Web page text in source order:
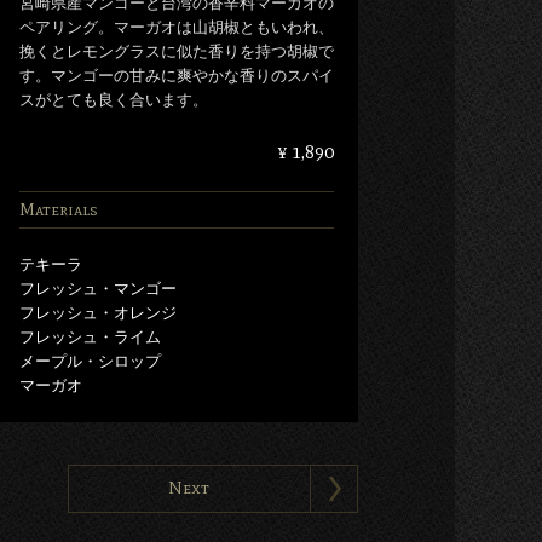
ペアリング。マーガオは山胡椒ともいわれ、
挽くとレモングラスに似た香りを持つ胡椒で
す。マンゴーの甘みに爽やかな香りのスパイ
スがとても良く合います。
¥ 1,890
Materials
テキーラ
フレッシュ・マンゴー
フレッシュ・オレンジ
フレッシュ・ライム
メープル・シロップ
マーガオ
Next